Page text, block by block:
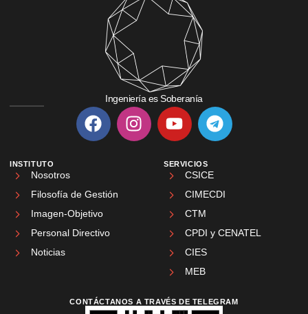
Ingeniería es Soberanía
INSTITUTO
Nosotros
Filosofía de Gestión
Imagen-Objetivo
Personal Directivo
Noticias
SERVICIOS
CSICE
CIMECDI
CTM
CPDI y CENATEL
CIES
MEB
CONTÁCTANOS A TRAVÉS DE TELEGRAM